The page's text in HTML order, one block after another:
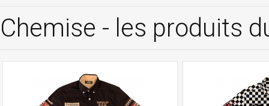
Chemise - les produits